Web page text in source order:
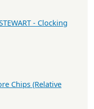
- Clocking
Chips (Relative